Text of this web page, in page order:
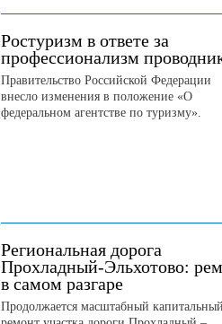
Ростуризм в ответе за
профессионализм
Правительство Российской Федерации
внесло изменения в положение «О
федеральном агентстве по туризму».
Региональная дорога
Прохладный-Эльхотово:
в самом разгаре
Продолжается масштабный